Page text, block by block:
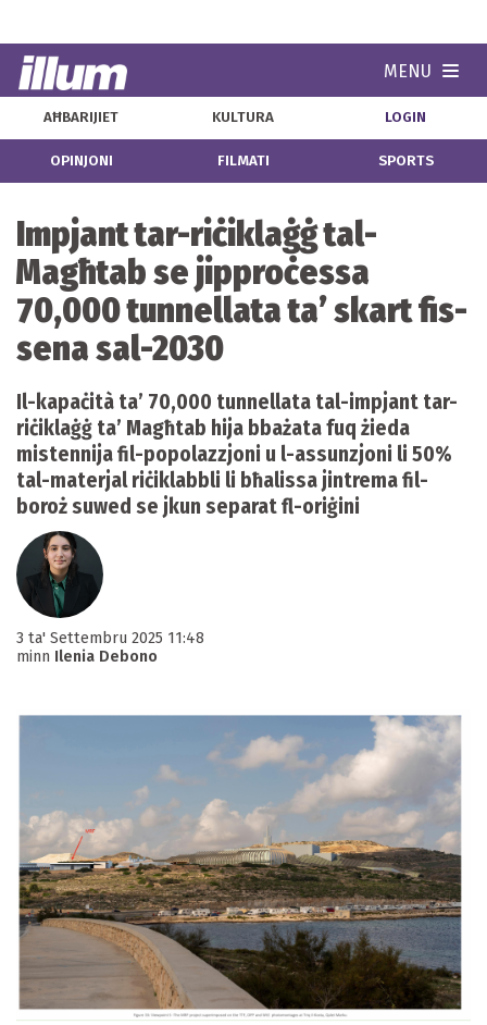
MENU
AĦBARIJIET KULTURA LOGIN
OPINJONI FILMATI SPORTS
Impjant tar-riċiklaġġ tal-
Magħtab se jipproċessa
70,000 tunnellata ta’ skart fis-
sena sal-2030
Il-kapaċità ta’ 70,000 tunnellata tal-impjant tar-
riċiklaġġ ta’ Magħtab hija bbażata fuq żieda
mistennija fil-popolazzjoni u l-assunzjoni li 50%
tal-materjal riċiklabbli li bħalissa jintrema fil-
boroż suwed se jkun separat fl-oriġini
3 ta' Settembru 2025 11:48
minn Ilenia Debono